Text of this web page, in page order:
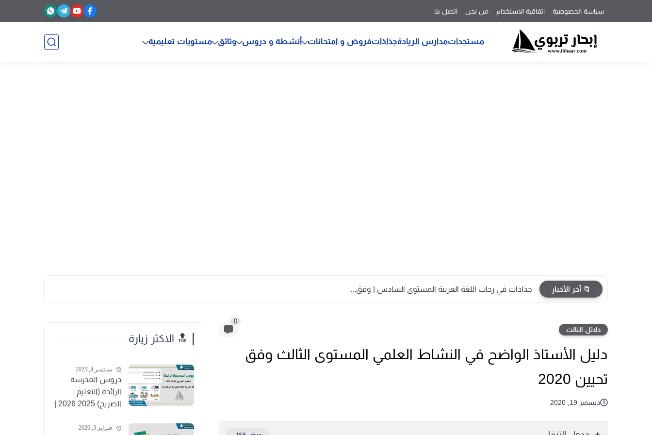
سياسة الخصوصية اتفاقية الاستخدام من نحن اتصل بنا
مستجداتمدارس الريادةجذاذاتفروض و امتحانات أنشطة و دروس وثائق مستويات تعليمية
📁 آخر الأخبار جذاذات في رحاب اللغة العربية المستوى السادس | وفق...
دلائل الثالث
0
دليل الأستاذ الواضح في النشاط العلمي المستوى الثالث وفق
تحيين 2020
ديسمبر 19, 2020
🔝 الاكثر زيارة
سبتمبر 4, 2025
دروس المدرسة
الرائدة (التعليم
فبراير 3, 2026